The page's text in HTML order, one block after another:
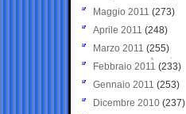
Maggio 2011 (273)
Aprile 2011 (248)
Marzo 2011 (255)
Febbraio 2011 (233)
Gennaio 2011 (253)
Dicembre 2010 (237)